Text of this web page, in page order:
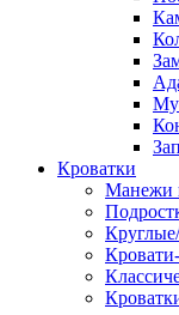
Кроватки
Манежи